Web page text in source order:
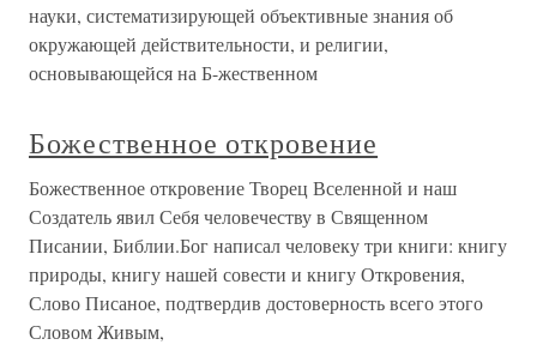
науки, систематизирующей объективные знания об
окружающей действительности, и религии,
основывающейся на Б-жественном
Божественное откровение
Божественное откровение Творец Вселенной и наш
Создатель явил Себя человечеству в Священном
Писании, Библии.Бог написал человеку три книги: книгу
природы, книгу нашей совести и книгу Откровения,
Слово Писаное, подтвердив достоверность всего этого
Словом Живым,